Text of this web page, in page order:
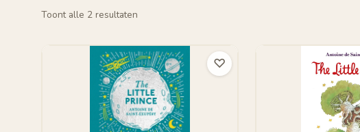
Toont alle 2 resultaten
♡